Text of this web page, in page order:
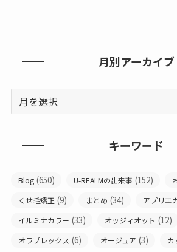
月別アーカイブ
キーワード
Blog (650) U-REALMの出来事 (152)
くせ毛矯正 (9) まとめ (34) アプリエ
イルミナカラー (33) オッジィオット (12)
オラプレックス (6) オージュア (3) カ